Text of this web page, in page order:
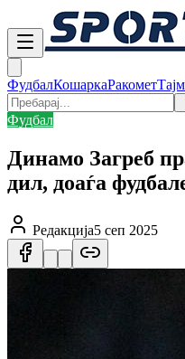
ФудбалКошаркаРакомет
Фудбал
Динамо Загреб
дил, доаѓа
Редакција5 сеп 2025